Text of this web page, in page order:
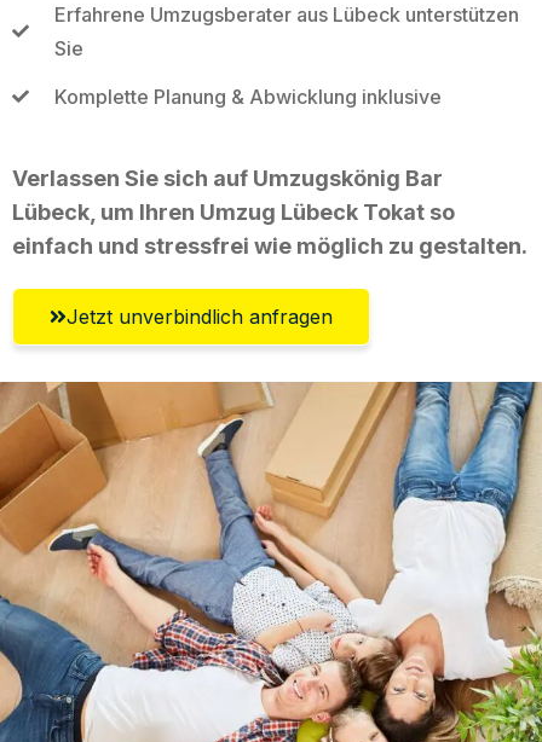
Erfahrene Umzugsberater aus Lübeck unterstützen
Sie
Komplette Planung & Abwicklung inklusive
Verlassen Sie sich auf Umzugskönig Bar
Lübeck, um Ihren Umzug Lübeck Tokat so
einfach und stressfrei wie möglich zu gestalten.
Jetzt unverbindlich anfragen